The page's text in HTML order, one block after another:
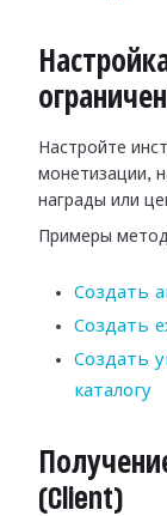
Настройте
монетизации,
награды или
Примеры
Создать
Создать
Создать
каталогу
(Client)